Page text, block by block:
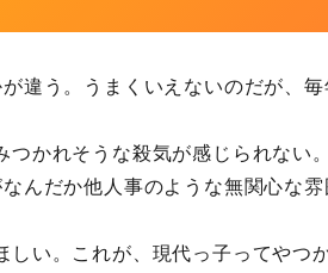
違う。うまくいえないのだが、
かれそうな殺気が感じられない
んだか他人事のような無関心な
い。これが、現代っ子ってやつ